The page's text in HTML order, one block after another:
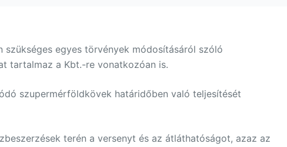
egyes törvények módosításáról szóló
tartalmaz a Kbt.-re vonatkozóan is.
szupermérföldkövek határidőben való teljesítését
terén a versenyt és az átláthatóságot, azaz az